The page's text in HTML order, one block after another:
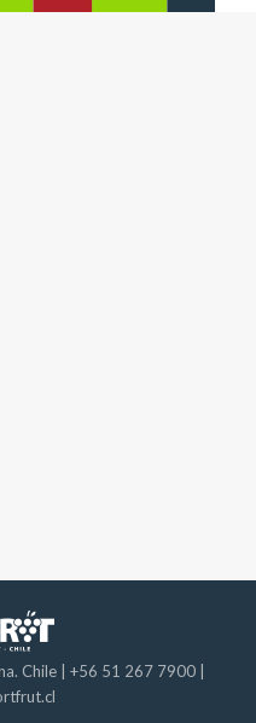
Chile |+56 51 267 7900 |